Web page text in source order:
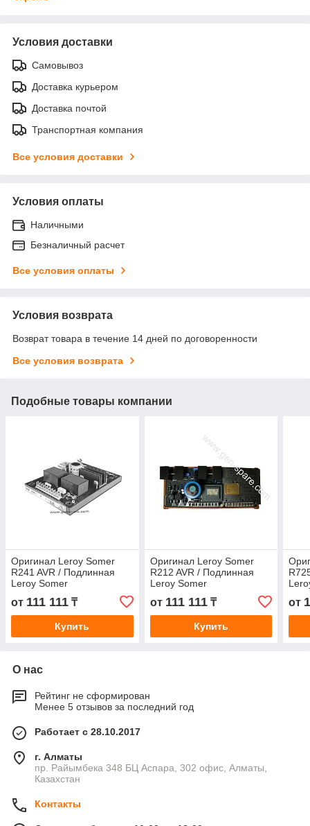
Условия доставки
Самовывоз
Доставка курьером
Доставка почтой
Транспортная компания
Все условия доставки
Условия оплаты
Наличными
Безналичный расчет
Все условия оплаты
Условия возврата
Возврат товара в течение 14 дней по договоренности
Все условия возврата
Подобные товары компании
Оригинал Leroy Somer
R241 AVR / Подлинная
Leroy Somer
Автоматический регулятор
напряжения R241
от 111 111 ₸
Купить
Оригинал Leroy Somer
R212 AVR / Подлинная
Leroy Somer
Автоматический регулятор
напряжения R212
от 111 111₸
Купить
от
О нас
Рейтинг не сформирован
Менее 5 отзывов за последний год
Работает с 28.10.2017
г. Алматы
пр. Райымбека 348 БЦ Аспара, 302 офис, Алматы,
Казахстан
Контакты